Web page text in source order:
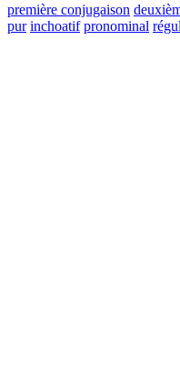
première conjugaison
pur inchoatif pronominal